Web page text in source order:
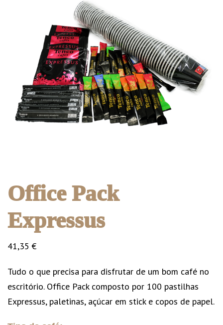
Office Pack
Expressus
41,35€
Tudo o que precisa para disfrutar de um bom café no
escritório. Office Pack composto por 100 pastilhas
Expressus, paletinas, açúcar em stick e copos de papel.